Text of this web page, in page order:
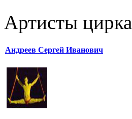
Артисты цирка
Андреев Сергей Иванович